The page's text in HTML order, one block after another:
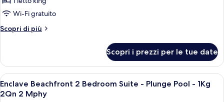
Plunge
Pool)
Suite,
1
camera
letto,
patio
(Pool)
Wi-Fi gratuito
Scopri di più
Altri
1
camera
da
letto,
Scopri i prezzi per le tue date
Apri
tutte
Zona piscina con pavimento in
14
Enclave Beachfront 2 Bedroom Suite - Plunge Pool - 1Kg
2Qn 2 Mphy